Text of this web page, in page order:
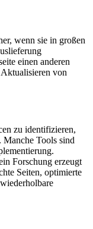
wenn sie in großen
einen anderen
von
zu identifizieren,
Manche Tools sind
Forschung erzeugt
Seiten, optimierte